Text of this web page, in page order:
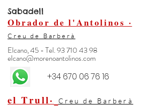
Sabadell
Obrador de l'Antolinos ·
Creu de Barberà
Elcano, 45 - Tel.93 710 43 98
elcano@morenoantolinos.com
+34 670 06 76 16
el Trull·
Creu de Barberà